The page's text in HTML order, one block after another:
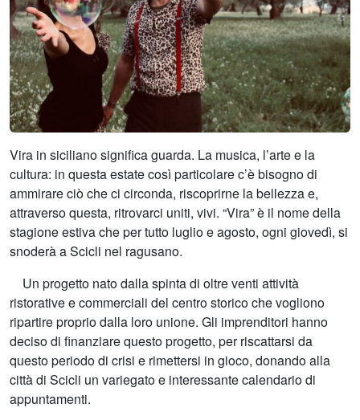
Vira in siciliano significa guarda. La musica, l’arte e la
cultura: in questa estate così particolare c’è bisogno di
ammirare ciò che ci circonda, riscoprirne la bellezza e,
attraverso questa, ritrovarci uniti, vivi. “Vira” è il nome della
stagione estiva che per tutto luglio e agosto, ogni giovedì, si
snoderà a Scicli nel ragusano.
Un progetto nato dalla spinta di oltre venti attività
ristorative e commerciali del centro storico che vogliono
ripartire proprio dalla loro unione. Gli imprenditori hanno
deciso di finanziare questo progetto, per riscattarsi da
questo periodo di crisi e rimettersi in gioco, donando alla
città di Scicli un variegato e interessante calendario di
appuntamenti.